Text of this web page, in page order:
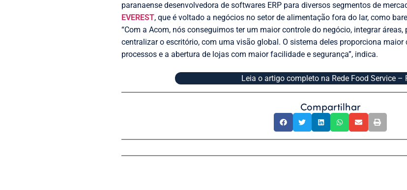
paranaense desenvolvedora de softwares ERP para diversos segmentos de
EVEREST, que é voltado a negócios no setor de alimentação fora do lar, como
“Com a Acom, nós conseguimos ter um maior controle do negócio, integrar
centralizar o escritório, com uma visão global. O sistema deles proporciona maior
processos e a abertura de lojas com maior facilidade e segurança”, indica.
Leia o artigo completo na Rede Food Service –
Compartilhar